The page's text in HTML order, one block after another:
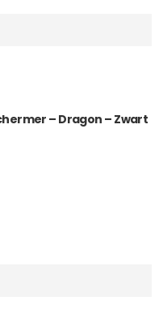
– Dragon – Zwart